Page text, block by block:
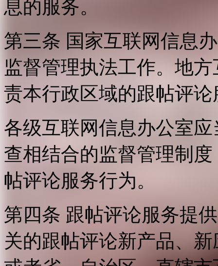
息的服务。
第三条 国家互联网信息
监督管理执法工作。地
责本行政区域的跟帖评
各级互联网信息办公室
查相结合的监督管理制
帖评论服务行为。
第四条 跟帖评论服务提
关的跟帖评论新产品、